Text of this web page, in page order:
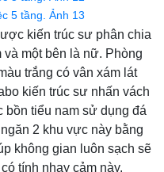
kiến trúc sư phân chia
và một bên là nữ. Phòng
trắng có vân xám lát
kiến trúc sư nhấn vách
bồn tiểu nam sử dụng đá
2 khu vực này bằng
không gian luôn sạch sẽ
tính nhạy cảm này.